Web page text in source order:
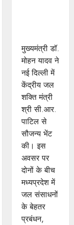
मुख्यमंत्री डॉ.
मोहन यादव ने
नई दिल्ली में
केंद्रीय जल
शक्ति मंत्री
श्री सी.आर.
पाटिल से
सौजन्य भेंट
की। इस
अवसर पर
दोनों के बीच
मध्यप्रदेश में
जल संसाधनों
के बेहतर
प्रबंधन,